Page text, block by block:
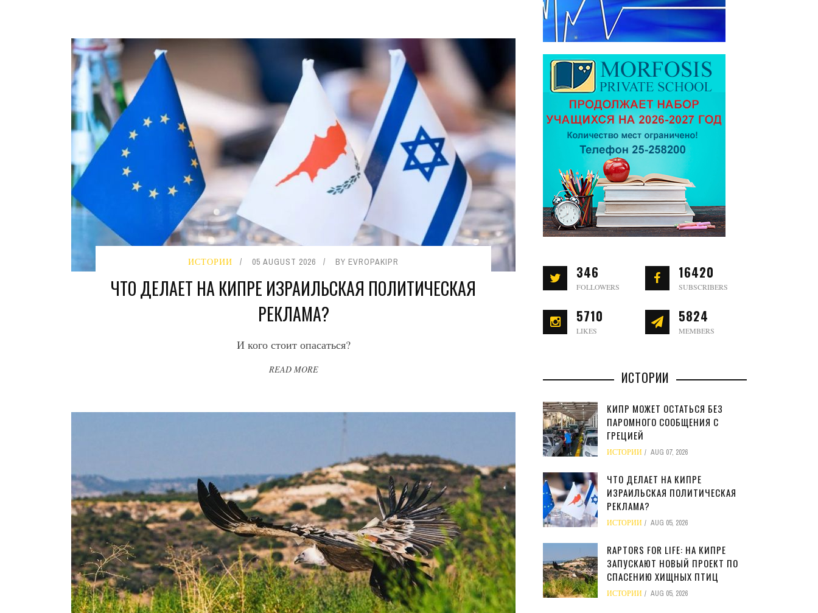
ИСТОРИИ 05 AUGUST 2026 BY EVROPAKIPR
ЧТО ДЕЛАЕТ НА КИПРЕ ИЗРАИЛЬСКАЯ ПОЛИТИЧЕСКАЯ
РЕКЛАМА?
И кого стоит опасаться?
READ MORE
346
FOLLOWERS
16420
SUBSCRIBERS
5710
LIKES
5824
MEMBERS
ИСТОРИИ
КИПР МОЖЕТ ОСТАТЬСЯ БЕЗ
ПАРОМНОГО СООБЩЕНИЯ С
ГРЕЦИЕЙ
ИСТОРИИ AUG 07, 2026
ЧТО ДЕЛАЕТ НА КИПРЕ
ИЗРАИЛЬСКАЯ ПОЛИТИЧЕСКАЯ
РЕКЛАМА?
ИСТОРИИ AUG 05, 2026
RAPTORS FOR LIFE: НА КИПРЕ
ЗАПУСКАЮТ НОВЫЙ ПРОЕКТ ПО
СПАСЕНИЮ ХИЩНЫХ ПТИЦ
ИСТОРИИ AUG 05, 2026